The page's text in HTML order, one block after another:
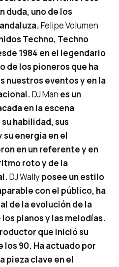
duda, uno de los
Felipe Volumen
Techno, Techno
1984 en el legendario
de los pioneros que ha
nuestros eventos y en la
DJ Man es un
en la escena
habilidad, sus
su energía en el
en un referente y en
roto y de la
DJ Wallyposee un estilo
con el público, ha
de la evolución de la
pianos y las melodías.
que inició su
los 90. Ha actuado por
pieza clave en el